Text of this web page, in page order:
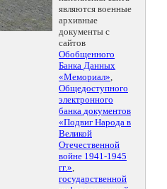
являются военные
архивные
документы с
сайтов
Обобщенного
Банка Данных
«Мемориал»,
Общедоступного
электронного
банка документов
«Подвиг Народа в
Великой
Отечественной
войне 1941-1945
гг.»,
государственной